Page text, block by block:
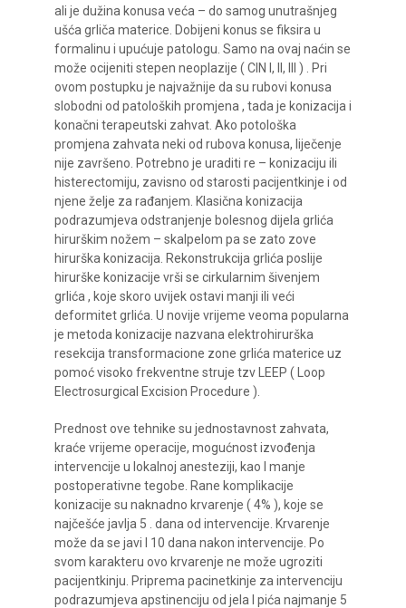
ali je dužina konusa veća – do samog unutrašnjeg
ušća grliča materice. Dobijeni konus se fiksira u
formalinu i upućuje patologu. Samo na ovaj naćin se
može ocijeniti stepen neoplazije ( CIN I, II, III ) . Pri
ovom postupku je najvažnije da su rubovi konusa
slobodni od patoloških promjena , tada je konizacija i
konačni terapeutski zahvat. Ako potološka
promjena zahvata neki od rubova konusa, liječenje
nije završeno. Potrebno je uraditi re – konizaciju ili
histerectomiju, zavisno od starosti pacijentkinje i od
njene želje za rađanjem. Klasična konizacija
podrazumjeva odstranjenje bolesnog dijela grlića
hirurškim nožem – skalpelom pa se zato zove
hirurška konizacija. Rekonstrukcija grlića poslije
hirurške konizacije vrši se cirkularnim šivenjem
grlića , koje skoro uvijek ostavi manji ili veći
deformitet grlića. U novije vrijeme veoma popularna
je metoda konizacije nazvana elektrohirurška
resekcija transformacione zone grlića materice uz
pomoć visoko frekventne struje tzv LEEP ( Loop
Electrosurgical Excision Procedure ).
Prednost ove tehnike su jednostavnost zahvata,
kraće vrijeme operacije, mogućnost izvođenja
intervencije u lokalnoj anesteziji, kao I manje
postoperativne tegobe. Rane komplikacije
konizacije su naknadno krvarenje ( 4% ), koje se
najčešće javlja 5 . dana od intervencije. Krvarenje
može da se javi I 10 dana nakon intervencije. Po
svom karakteru ovo krvarenje ne može ugroziti
pacijentkinju. Priprema pacinetkinje za intervenciju
podrazumjeva apstinenciju od jela I pića najmanje 5